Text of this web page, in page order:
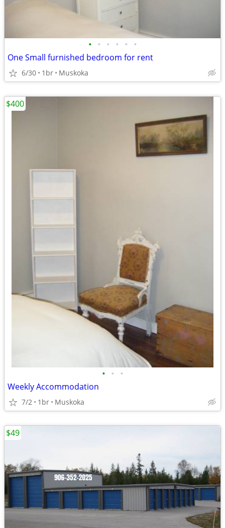
• • • • • •
One Small furnished bedroom for rent
6/30 1br Muskoka
• • •
Weekly Accommodation
7/2 1br Muskoka
$400
$49